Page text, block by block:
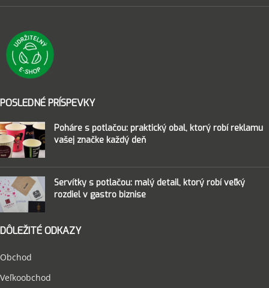
POSLEDNÉ PRÍSPEVKY
Poháre s potlačou: praktický obal, ktorý robí reklamu
vašej značke každý deň
Servítky s potlačou: malý detail, ktorý robí veľký
rozdiel v gastro biznise
DÔLEŽITÉ ODKAZY
Obchod
Veľkoobchod